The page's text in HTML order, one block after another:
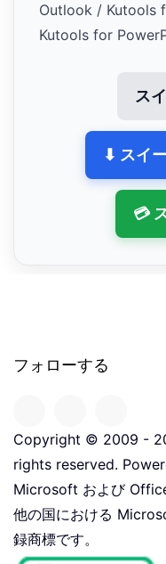
Outlook / Kutools
Kutools for
ス
⬇ スイ
💳
フォローする
Copyright © 2009 -
rights reserved.
Microsoft および
他の国における
録商標です。